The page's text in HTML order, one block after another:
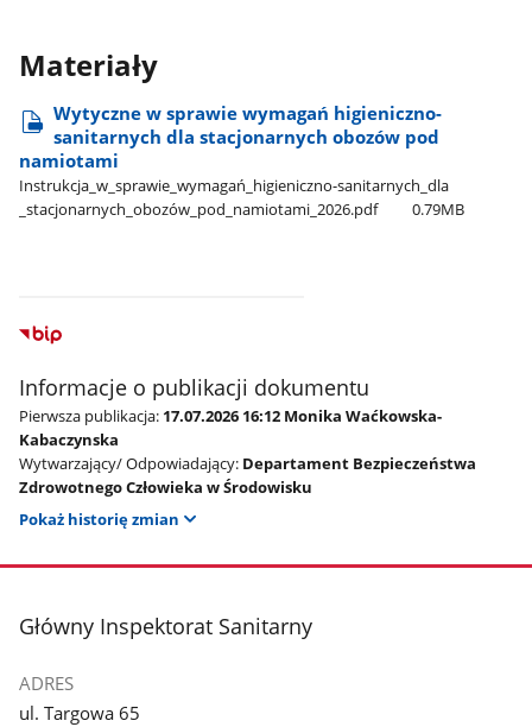
Materiały
Wytyczne w sprawie wymagań higieniczno-
sanitarnych dla stacjonarnych obozów pod
namiotami
Instrukcja​_w​_sprawie​_wymagań​_higieniczno-sanitarnych​_dla​
_stacjonarnych​_obozów​_pod​_namiotami​_2026.pdf
0.79MB
Informacje o publikacji dokumentu
Pierwsza publikacja: 17.07.2026 16:12 Monika Waćkowska-
Kabaczynska
Wytwarzający/ Odpowiadający: Departament Bezpieczeństwa
Zdrowotnego Człowieka w Środowisku
Pokaż historię zmian
stopka
Główny Inspektorat Sanitarny
ADRES
ul. Targowa 65